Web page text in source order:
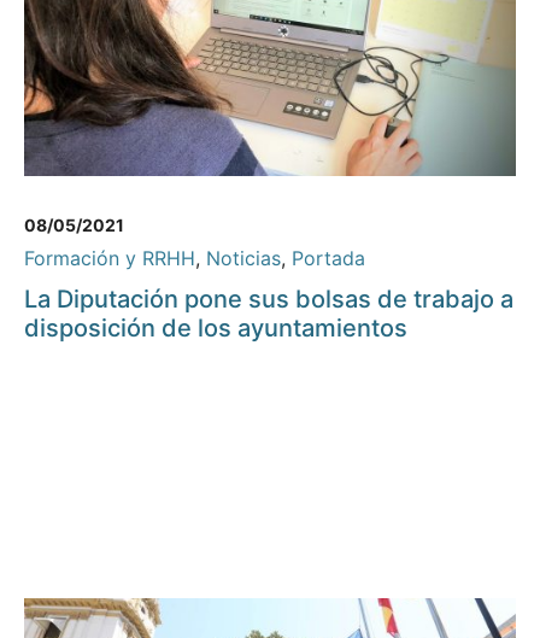
08/05/2021
Formación y RRHH, Noticias, Portada
La Diputación pone sus bolsas de trabajo a
disposición de los ayuntamientos